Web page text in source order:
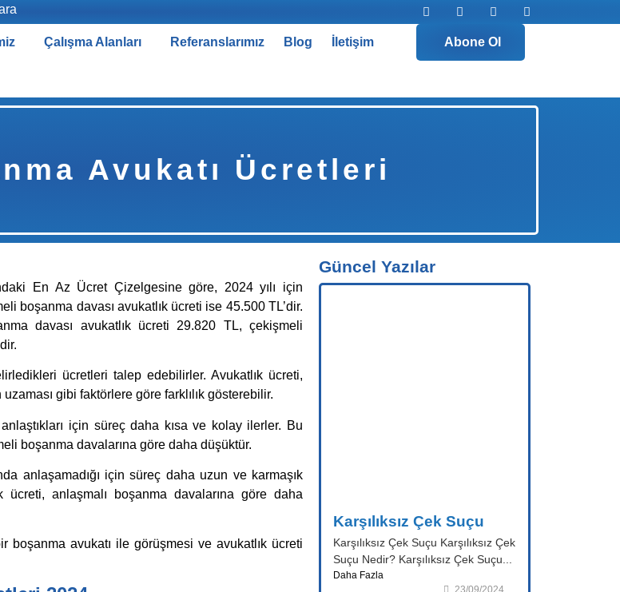
Çalışma Alanları Referanslarımız Blog İletişim Abone Ol
Avukatı Ücretleri
En Az Ücret Çizelgesine göre, 2024 yılı için
boşanma davası avukatlık ücreti ise 45.500 TL’dir.
davası avukatlık ücreti 29.820 TL, çekişmeli
ücretleri talep edebilirler. Avukatlık ücreti,
gibi faktörlere göre farklılık gösterebilir.
için süreç daha kısa ve kolay ilerler. Bu
boşanma davalarına göre daha düşüktür.
anlaşamadığı için süreç daha uzun ve karmaşık
anlaşmalı boşanma davalarına göre daha
boşanma avukatı ile görüşmesi ve avukatlık ücreti
Güncel Yazılar
Karşılıksız Çek Suçu
Karşılıksız Çek Suçu Karşılıksız Çek
Suçu Nedir? Karşılıksız Çek Suçu...
Daha Fazla
23/09/2024